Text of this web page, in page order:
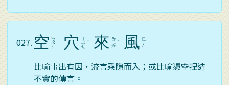
027. 空 ㄎ
ㄨ
ㄥ 穴 ㄒ
ㄩ
ㄝ
ˋ 來 ㄌ
ㄞ ˊ 風 ㄈ
ㄥ
比喻事出有因，流言乘隙而入；或比喻憑空捏造
不實的傳言。